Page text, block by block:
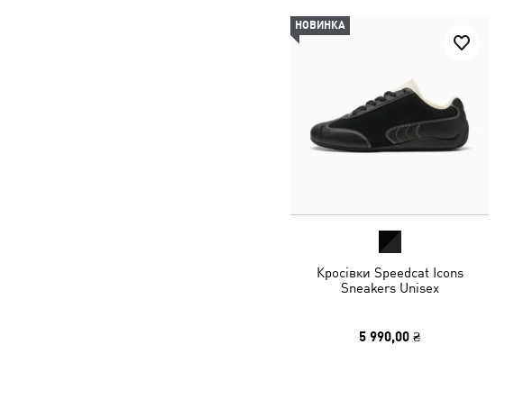
НОВИНКА
Кросівки Speedcat Icons
Sneakers Unisex
5 990,00 ₴